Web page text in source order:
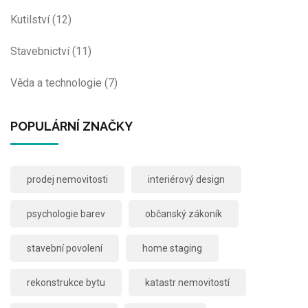
Kutilství(12)
Stavebnictví(11)
Věda a technologie (7)
POPULÁRNÍ ZNAČKY
prodej nemovitosti interiérový design
psychologie barev občanský zákoník
stavební povolení home staging
rekonstrukce bytu katastr nemovitostí